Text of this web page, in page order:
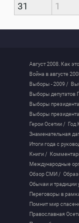
31
1
Август 2008. Как
Война в августе
Выборы - 2009 /
Выборы депутатов
Выборы
Выборы
Герои Осетии / Год
Знаменательная
Итоги года с
Книги /
Международные
Обзор СМИ /
Обычаи и традиции
Переговоры в
Помнит мир
Православная